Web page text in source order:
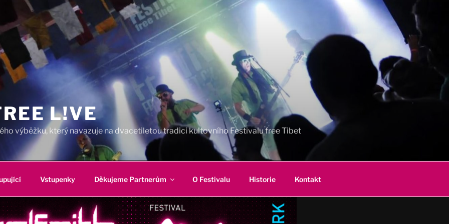
L!VE
výběžku, který navazuje na dvacetiletou tradici kultovního Festivalu free Tibet
Vstupenky Děkujeme Partnerům O Festivalu Historie Kontakt